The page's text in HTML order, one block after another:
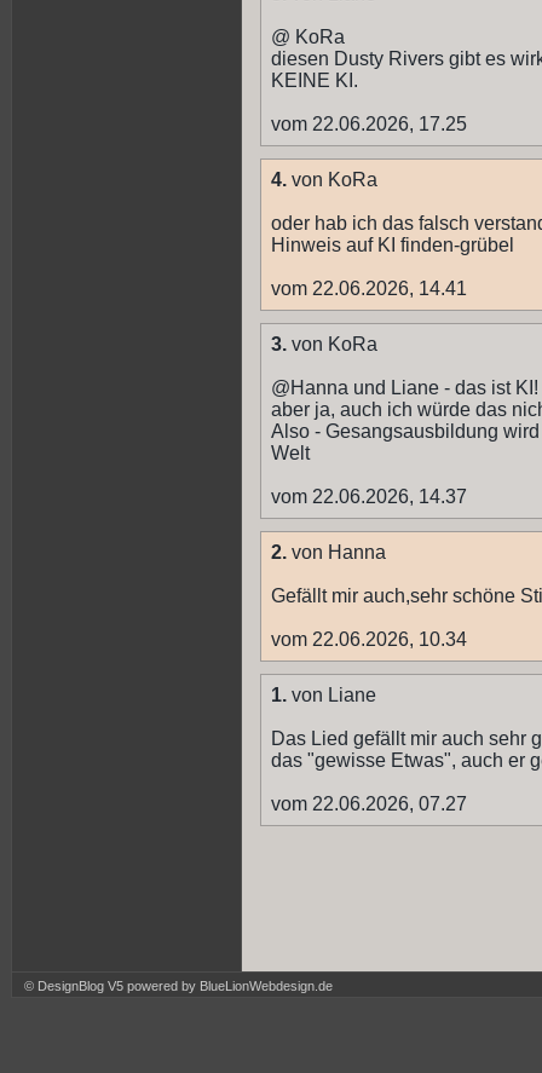
@ KoRa
diesen Dusty Rivers gibt es
KEINE KI.
vom 22.06.2026, 17.25
4. von KoRa
oder hab ich das falsch
Hinweis auf KI finden-grübel
vom 22.06.2026, 14.41
3. von KoRa
@Hanna und Liane - das ist KI!
aber ja, auch ich würde das
Also - Gesangsausbildung
Welt
vom 22.06.2026, 14.37
2. von Hanna
Gefällt mir auch,sehr schöne
vom 22.06.2026, 10.34
1. von Liane
Das Lied gefällt mir auch sehr
das "gewisse Etwas", auch er
vom 22.06.2026, 07.27
© DesignBlog V5 powered by BlueLionWebdesign.de